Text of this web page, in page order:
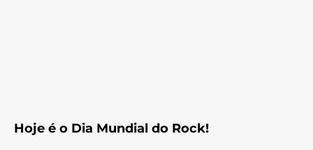
Hoje é o Dia Mundial do Rock!